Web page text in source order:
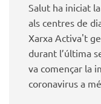
Salut ha iniciat
als centres de
Xarxa Activa't
durant l’última
va començar la
coronavirus a